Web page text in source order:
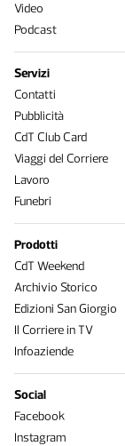
Video
Podcast
Servizi
Contatti
Pubblicità
CdT Club Card
Viaggi del Corriere
Lavoro
Funebri
Prodotti
CdT Weekend
Archivio Storico
Edizioni San Giorgio
Il Corriere in TV
Infoaziende
Social
Facebook
Instagram